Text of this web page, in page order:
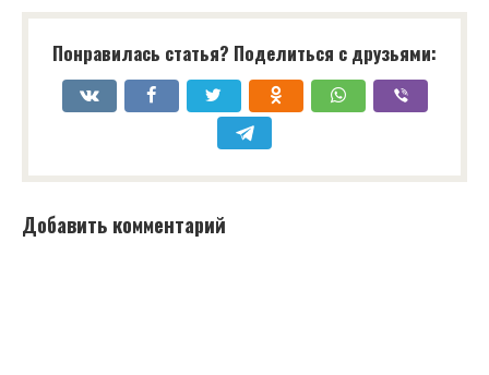
Понравилась статья? Поделиться с друзьями:
Добавить комментарий